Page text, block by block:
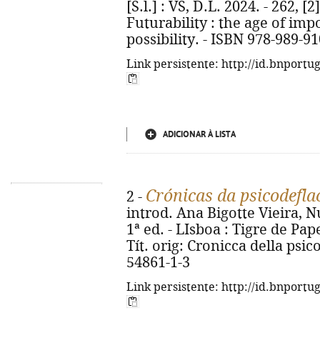
[S.l.] : VS, D.L. 2024. - 262,
Futurability : the age of
possibility. - ISBN 978-989-
Link persistente: http://
ADICIONAR À LISTA
2 - Crónicas da
introd. Ana Bigotte Vieira,
1ª ed. - LIsboa : Tigre de
Tít. orig: Cronicca della
54861-1-3
Link persistente: http://